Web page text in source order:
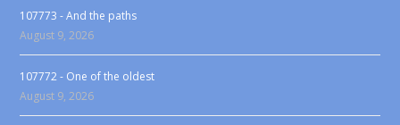
107773 - And the paths
August 9, 2026
107772 - One of the oldest
August 9, 2026